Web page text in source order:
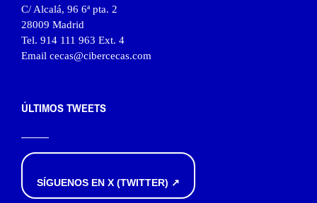
C/ Alcalá, 96 6ª pta. 2
28009 Madrid
Tel. 914 111 963 Ext. 4
Email cecas@cibercecas.com
ÚLTIMOS TWEETS
SÍGUENOS EN X (TWITTER) ↗